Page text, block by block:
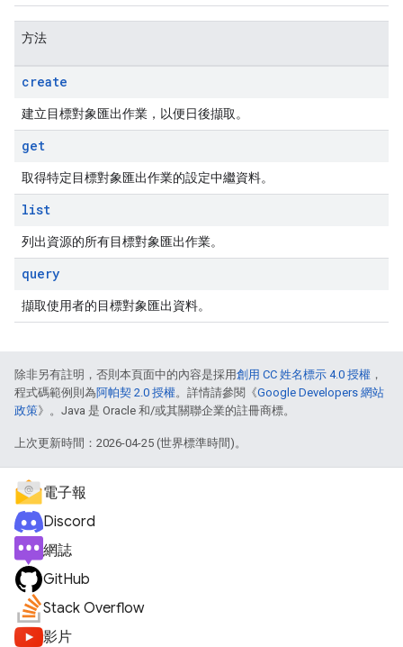
方法
create
建立目標對象匯出作業，以便日後擷取。
get
取得特定目標對象匯出作業的設定中繼資料。
list
列出資源的所有目標對象匯出作業。
query
擷取使用者的目標對象匯出資料。
除非另有註明，否則本頁面中的內容是採用創用 CC 姓名標示 4.0 授權 ，
程式碼範例則為阿帕契 2.0 授權。詳情請參閱《Google Developers 網站
政策》。Java 是 Oracle 和/或其關聯企業的註冊商標。
上次更新時間：2026-04-25 (世界標準時間)。
電子報
Discord
網誌
GitHub
Stack Overflow
影片